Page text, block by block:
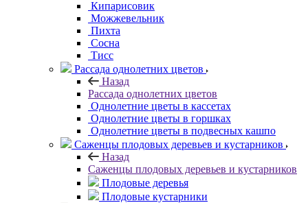
Кипарисовик
Можжевельник
Пихта
Сосна
Тисc
Рассада однолетних цветов
Назад
Рассада однолетних цветов
Однолетние цветы в кассетах
Однолетние цветы в горшках
Однолетние цветы в подвесных кашпо
Саженцы плодовых деревьев и кустарников
Назад
Саженцы плодовых деревьев и кустарников
Плодовые деревья
Плодовые кустарники